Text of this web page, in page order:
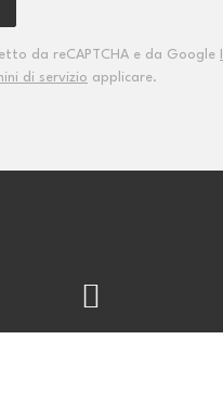
da reCAPTCHA e da Google
di servizio applicare.